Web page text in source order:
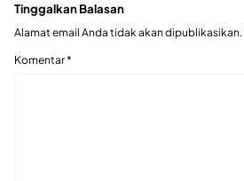
Tinggalkan Balasan
Alamat email Anda tidak akan dipublikasikan.
Komentar*